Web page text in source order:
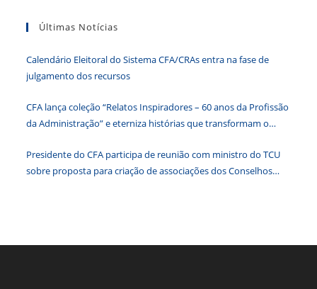
o
o
k
n
p er dl
Últimas Notícias
Calendário Eleitoral do Sistema CFA/CRAs entra na fase de
julgamento dos recursos
CFA lança coleção “Relatos Inspiradores – 60 anos da Profissão
da Administração” e eterniza histórias que transformam o
Presidente do CFA participa de reunião com ministro do TCU
sobre proposta para criação de associações dos Conselhos